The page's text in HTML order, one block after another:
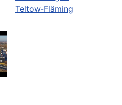
Teltow-Fläming